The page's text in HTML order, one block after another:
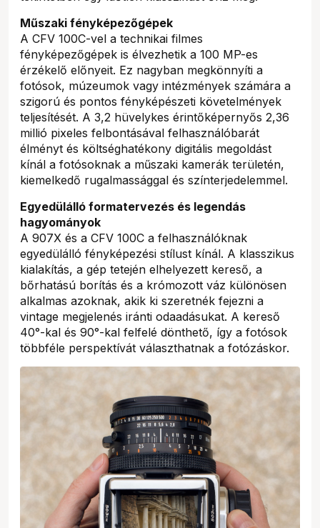
Műszaki fényképezőgépek
A CFV 100C-vel a technikai filmes
fényképezőgépek is élvezhetik a 100 MP-es
érzékelő előnyeit. Ez nagyban megkönnyíti a
fotósok, múzeumok vagy intézmények számára a
szigorú és pontos fényképészeti követelmények
teljesítését. A 3,2 hüvelykes érintőképernyős 2,36
millió pixeles felbontásával felhasználóbarát
élményt és költséghatékony digitális megoldást
kínál a fotósoknak a műszaki kamerák területén,
kiemelkedő rugalmassággal és színterjedelemmel.
Egyedülálló formatervezés és legendás
hagyományok
A 907X és a CFV 100C a felhasználóknak
egyedülálló fényképezési stílust kínál. A klasszikus
kialakítás, a gép tetején elhelyezett kereső, a
bőrhatású borítás és a krómozott váz különösen
alkalmas azoknak, akik ki szeretnék fejezni a
vintage megjelenés iránti odaadásukat. A kereső
40°-kal és 90°-kal felfelé dönthető, így a fotósok
többféle perspektívát választhatnak a fotózáskor.